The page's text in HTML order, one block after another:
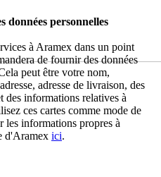
données personnelles
à Aramex dans un point
de fournir des données
peut être votre nom,
adresse de livraison, des
des informations relatives à
ces cartes comme mode de
les informations propres à
d'Aramex ici.